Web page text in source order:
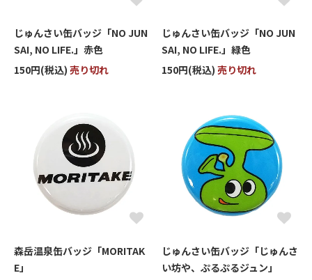
じゅんさい缶バッジ「NO JUN
SAI, NO LIFE.」赤色
150円(税込) 売り切れ
じゅんさい缶バッジ「NO JUN
SAI, NO LIFE.」緑色
150円(税込) 売り切れ
森岳温泉缶バッジ「MORITAK
E」
じゅんさい缶バッジ「じゅんさ
い坊や、ぷるぷるジュン」